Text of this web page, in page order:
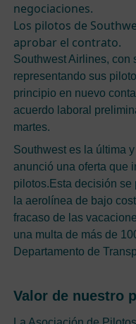
negociaciones.
Los pilotos de
aprobar el contrato.
Southwest Airlines, con
representando sus
principio en nuevo
acuerdo laboral
martes.
Southwest es la última
anunció una oferta que
pilotos.Esta decisión se
la aerolínea de bajo
fracaso de las
una multa de más de
Departamento de
Valor de nuestro